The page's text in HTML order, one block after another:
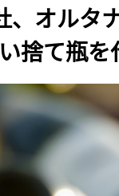
、オルタ
捨て瓶を